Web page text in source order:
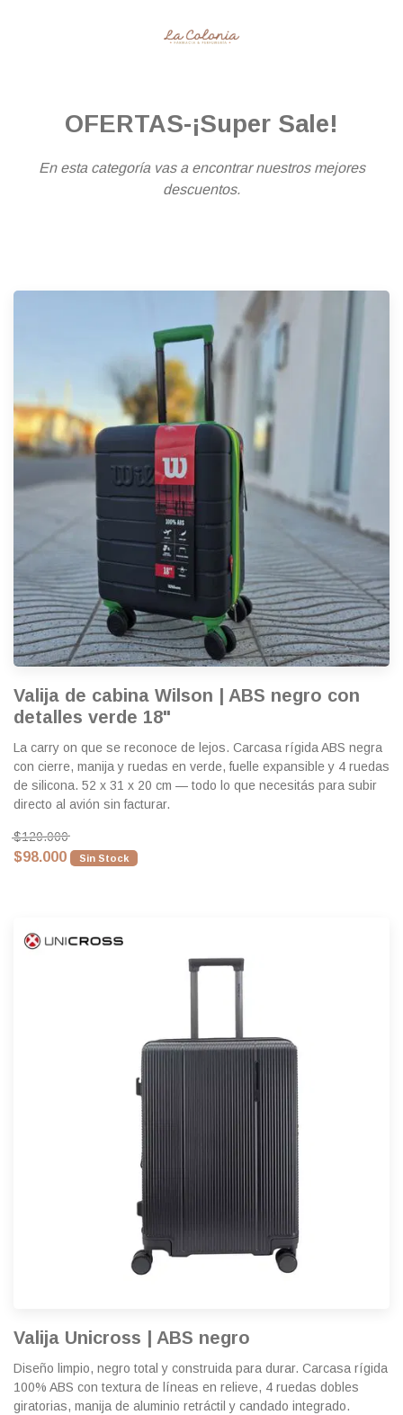
OFERTAS-¡Super Sale!
En esta categoría vas a encontrar nuestros mejores
descuentos.
Valija de cabina Wilson | ABS negro con
detalles verde 18"
La carry on que se reconoce de lejos. Carcasa rígida ABS negra
con cierre, manija y ruedas en verde, fuelle expansible y 4 ruedas
de silicona. 52 x 31 x 20 cm — todo lo que necesitás para subir
directo al avión sin facturar.
$120.000
$98.000 Sin Stock
Valija Unicross | ABS negro
Diseño limpio, negro total y construida para durar. Carcasa rígida
100% ABS con textura de líneas en relieve, 4 ruedas dobles
giratorias, manija de aluminio retráctil y candado integrado.